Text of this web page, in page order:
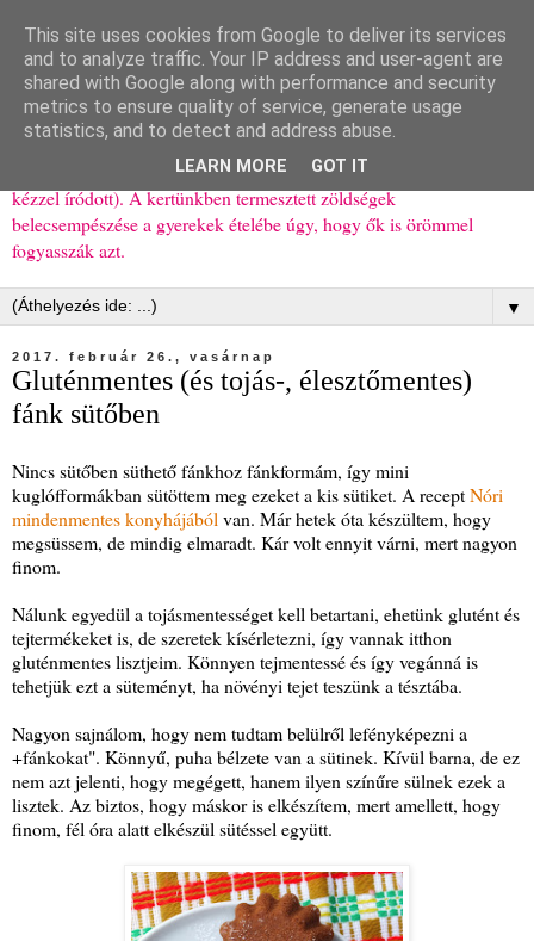
Ízőrző
Kisgyerekes család kipróbált, többnyire egészséges ételeket
bemutató receptjei a mindennapokra (mert a papírfecniket folyton
elhagyom) és gyerekeimnek ajándékba (mint régen, csak ez nem
kézzel íródott). A kertünkben termesztett zöldségek
belecsempészése a gyerekek ételébe úgy, hogy ők is örömmel
fogyasszák azt.
▼
2017. február 26., vasárnap
Gluténmentes (és tojás-, élesztőmentes)
fánk sütőben
Nincs sütőben süthető fánkhoz fánkformám, így mini
kuglófformákban sütöttem meg ezeket a kis sütiket. A receptNóri
mindenmentes konyhájából van. Már hetek óta készültem, hogy
megsüssem, de mindig elmaradt. Kár volt ennyit várni, mert nagyon
finom.
Nálunk egyedül a tojásmentességet kell betartani, ehetünk glutént és
tejtermékeket is, de szeretek kísérletezni, így vannak itthon
gluténmentes lisztjeim. Könnyen tejmentessé és így vegánná is
tehetjük ezt a süteményt, ha növényi tejet teszünk a tésztába.
Nagyon sajnálom, hogy nem tudtam belülről lefényképezni a
+fánkokat". Könnyű, puha bélzete van a sütinek. Kívül barna, de ez
nem azt jelenti, hogy megégett, hanem ilyen színűre sülnek ezek a
lisztek. Az biztos, hogy máskor is elkészítem, mert amellett, hogy
finom, fél óra alatt elkészül sütéssel együtt.
This site uses cookies from Google to deliver its services
and to analyze traffic. Your IP address and user-agent are
shared with Google along with performance and security
metrics to ensure quality of service, generate usage
statistics, and to detect and address abuse.
LEARN MORE GOT IT